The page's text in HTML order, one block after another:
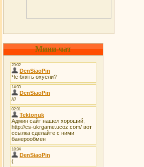
Мини-чат